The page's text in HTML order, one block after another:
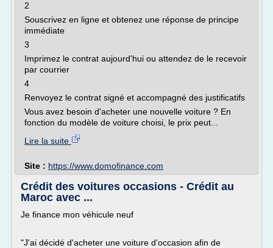
2
Souscrivez en ligne et obtenez une réponse de principe
immédiate
3
Imprimez le contrat aujourd'hui ou attendez de le recevoir
par courrier
4
Renvoyez le contrat signé et accompagné des justificatifs
Vous avez besoin d'acheter une nouvelle voiture ? En
fonction du modèle de voiture choisi, le prix peut...
Lire la suite
Site : https://www.domofinance.com
Crédit des voitures occasions - Crédit au
Maroc avec ...
Je finance mon véhicule neuf
"J'ai décidé d'acheter une voiture d'occasion afin de